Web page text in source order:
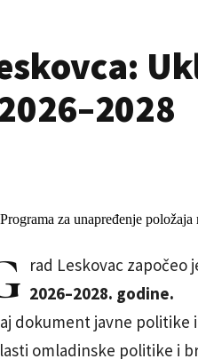
rad Leskovac započeo
2026–2028. godine.
dokument javne politike
omladinske politike i